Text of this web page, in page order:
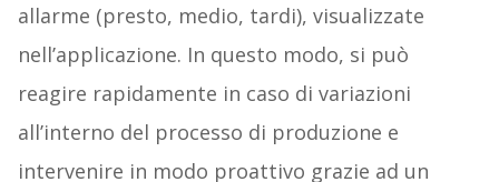
allarme (presto, medio, tardi), visualizzate
nell’applicazione. In questo modo, si può
reagire rapidamente in caso di variazioni
all’interno del processo di produzione e
intervenire in modo proattivo grazie ad un